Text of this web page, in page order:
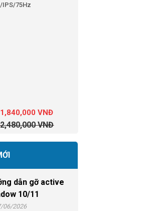
IPS/75Hz
2,480,000VNĐ
1,840,000VNĐ
dẫn gỡ active
10/11
06/2026